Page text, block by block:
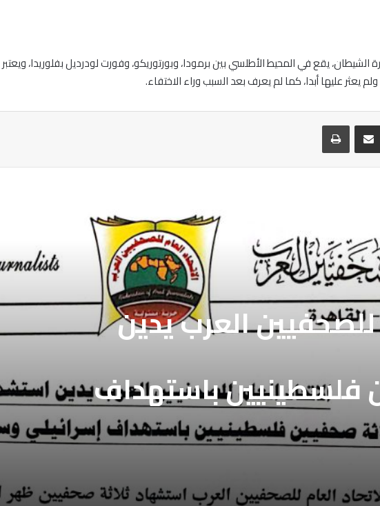
يقع في المحيط الأطلسي بين برمودا، وبورتوريكو، وفورت لودرديل بفلوريدا،
يعثر عليها أبدا، كما لم يعرف بعد السبب وراء الاختفاء.
مشاركة عبر البريد طباعة
للصحفيين العرب يدين
فلسطينيين باستهداف
قطاع غزة